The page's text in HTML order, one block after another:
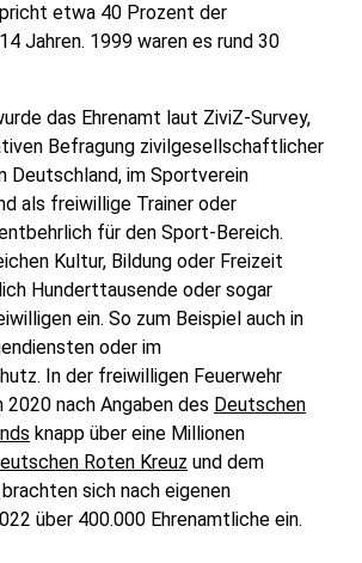
etwa 40 Prozent der
Jahren. 1999 waren es rund 30
das Ehrenamt laut ZiviZ-Survey,
Befragung zivilgesellschaftlicher
Deutschland, im Sportverein
als freiwillige Trainer oder
für den Sport-Bereich.
Kultur, Bildung oder Freizeit
Hunderttausende oder sogar
ein. So zum Beispiel auch in
oder im
In der freiwilligen Feuerwehr
nach Angaben des Deutschen
knapp über eine Millionen
Roten Kreuz und dem
brachten sich nach eigenen
über 400.000 Ehrenamtliche ein.